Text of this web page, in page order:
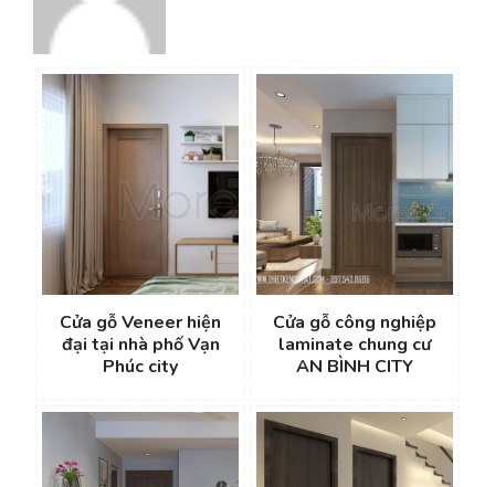
Cửa gỗ Veneer hiện
đại tại nhà phố Vạn
Phúc city
Cửa gỗ công nghiệp
laminate chung cư
AN BÌNH CITY